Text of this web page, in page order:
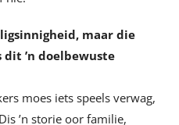
maar die
dit ’n doelbewuste
moes iets speels verwag,
’n storie oor familie,